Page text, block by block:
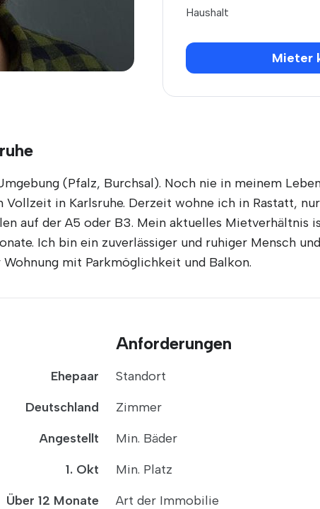
Haushalt
Mieter
(Pfalz, Burchsal). Noch nie in meinem
in Karlsruhe. Derzeit wohne ich in Rastatt,
auf der A5 oder B3. Mein aktuelles Mietverhältnis
Ich bin ein zuverlässiger und ruhiger Mensch
mit Parkmöglichkeit und Balkon.
Ehepaar
Deutschland
Angestellt
1. Okt
Über 12 Monate
Anforderungen
Standort
Zimmer
Min. Bäder
Min. Platz
Art der Immobilie